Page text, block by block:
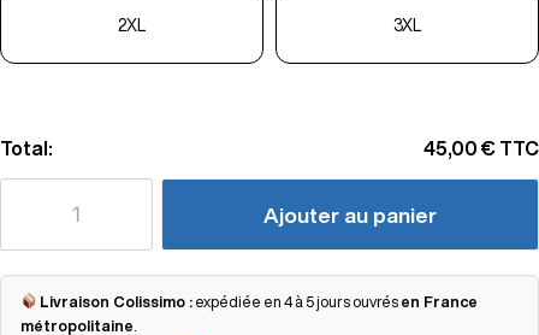
2XL 3XL
Total: 45,00 € TTC
Ajouter au panier
Livraison Colissimo : expédiée en 4 à 5 jours ouvrés en France
métropolitaine